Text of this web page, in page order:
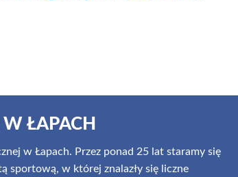
ŁAPACH
w Łapach. Przez ponad 25 lat staramy się
sportową, w której znalazły się liczne